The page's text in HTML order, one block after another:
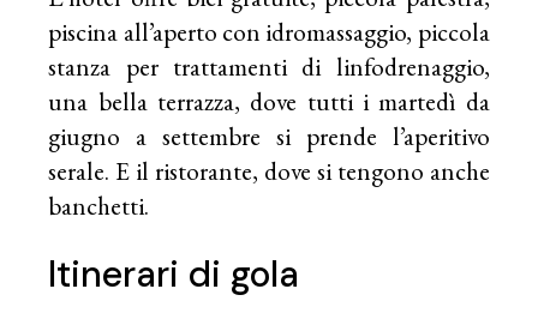
piscina all’aperto con idromassaggio, piccola
stanza per trattamenti di linfodrenaggio,
una bella terrazza, dove tutti i martedì da
giugno a settembre si prende l’aperitivo
serale. E il ristorante, dove si tengono anche
banchetti.
Itinerari di gola